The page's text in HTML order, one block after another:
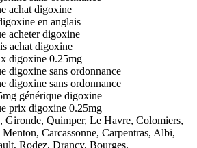
achat digoxine
en anglais
acheter digoxine
achat digoxine
digoxine 0.25mg
digoxine sans ordonnance
digoxine sans ordonnance
générique digoxine
prix digoxine 0.25mg
Gironde, Quimper, Le Havre, Colomiers,
Carcassonne, Carpentras, Albi,
Rodez, Drancy, Bourges.